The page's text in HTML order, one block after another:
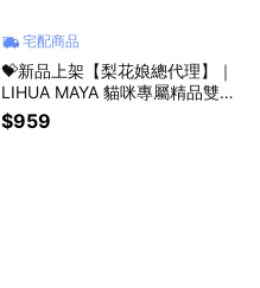
宅配商品
💝新品上架【梨花娘總代理】｜
LIHUA MAYA 貓咪專屬精品雙薄
荷棒棒糖｜純羊毛手工玩具・SG
S多項安全檢驗
$959